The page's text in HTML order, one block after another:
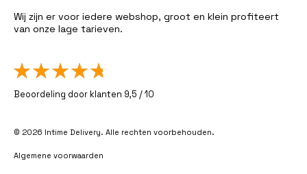
Wij zijn er voor iedere webshop, groot en klein profiteert
van onze lage tarieven.
Beoordeling door klanten 9,5 / 10
© 2026 Intime Delivery. Alle rechten voorbehouden.
Algemene voorwaarden